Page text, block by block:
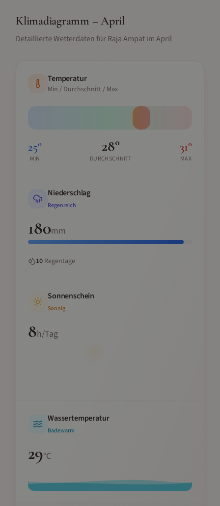
Klimadiagramm –April
Detaillierte Wetterdaten fürRaja AmpatimApril
Temperatur
Min / Durchschnitt / Max
25°
MIN
28°
DURCHSCHNITT
31°
MAX
Niederschlag
Regenreich
180mm
10 Regentage
Sonnenschein
Sonnig
8h/Tag
Wassertemperatur
Badewarm
29°C